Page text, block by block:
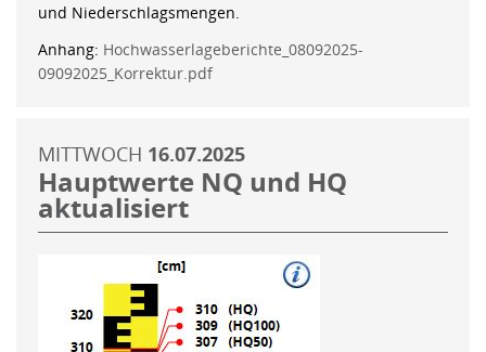
und Niederschlagsmengen.
Anhang: Hochwasserlageberichte_08092025-
09092025_Korrektur.pdf
MITTWOCH 16.07.2025
Hauptwerte NQ und HQ
aktualisiert